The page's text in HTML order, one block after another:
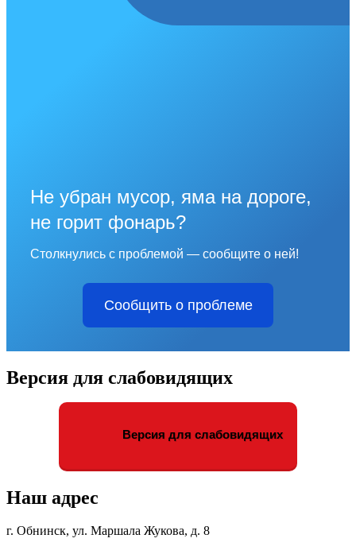
Не убран мусор, яма на дороге,
не горит фонарь?
Столкнулись с проблемой — сообщите о ней!
Сообщить о проблеме
Версия для слабовидящих
Версия для слабовидящих
Наш адрес
г. Обнинск, ул. Маршала Жукова, д. 8